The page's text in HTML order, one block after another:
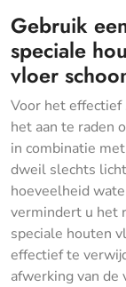
Gebruik
speciale
vloer
Voor het effectief
het aan te raden
in combinatie
dweil slechts
hoeveelheid
vermindert u het
speciale houten
effectief te
afwerking van de